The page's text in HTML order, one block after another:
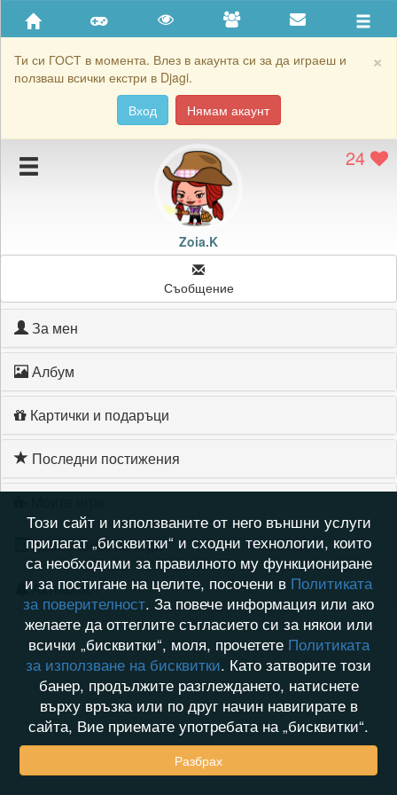
×
Ти си ГОСТ в момента. Влез в акаунта си за да играеш и
ползваш всички екстри в Djagi.
Вход
Нямам акаунт
Приятели
Хронология на игри
Подаръците на Zoia.K 24
Zoia.K
Съобщение
За мен
Албум
Картички и подаръци
Последни постижения
Хронология на игри
Активност
Този сайт и използваните от него външни услуги
прилагат „бисквитки“ и сходни технологии, които
са необходими за правилното му функциониране
и за постигане на целите, посочени в Политиката
за поверителност. За повече информация или ако
желаете да оттеглите съгласието си за някои или
всички „бисквитки“, моля, прочетете Политиката
за използване на бисквитки. Като затворите този
банер, продължите разглеждането, натиснете
върху връзка или по друг начин навигирате в
сайта, Вие приемате употребата на „бисквитки“.
Разбрах